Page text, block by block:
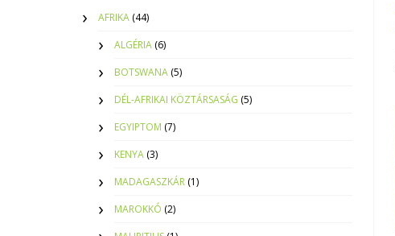
AFRIKA (44)
ALGÉRIA (6)
BOTSWANA (5)
DÉL-AFRIKAI KÖZTÁRSASÁG (5)
EGYIPTOM (7)
KENYA (3)
MADAGASZKÁR (1)
MAROKKÓ (2)